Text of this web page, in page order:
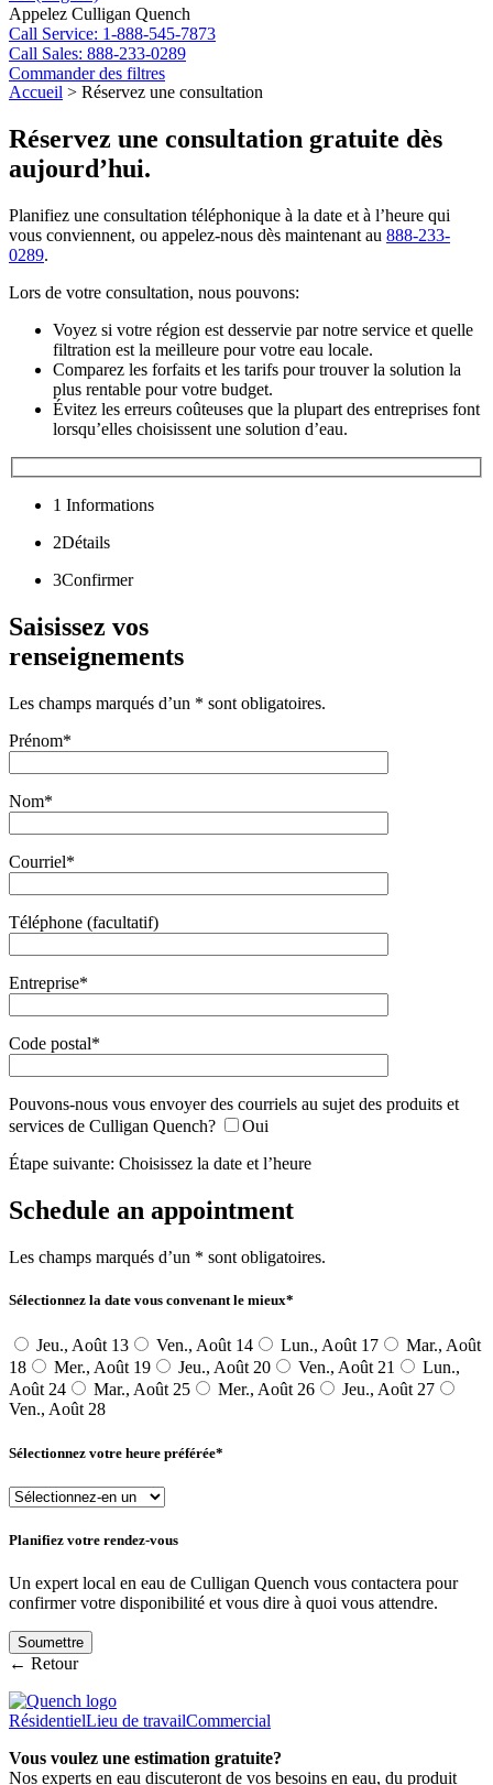
Appelez Culligan Quench
Call Service: 1-888-545-7873
Call Sales: 888-233-0289
Commander des filtres
Accueil > Réservez une consultation
Réservez une consultation gratuite dès
aujourd’hui.
Planifiez une consultation téléphonique à la date et à l’heure qui
vous conviennent, ou appelez-nous dès maintenant au 888-233-
0289.
Lors de votre consultation, nous pouvons:
Voyez si votre région est desservie par notre service et quelle
filtration est la meilleure pour votre eau locale.
Comparez les forfaits et les tarifs pour trouver la solution la
plus rentable pour votre budget.
Évitez les erreurs coûteuses que la plupart des entreprises font
lorsqu’elles choisissent une solution d’eau.
1 Informations
2Détails
3Confirmer
Saisissez vos
renseignements
Les champs marqués d’un * sont obligatoires.
Prénom*
Nom*
Courriel*
Téléphone (facultatif)
Entreprise*
Code postal*
Pouvons-nous vous envoyer des courriels au sujet des produits et
services de Culligan Quench?
Oui
Étape suivante: Choisissez la date et l’heure
Schedule an appointment
Les champs marqués d’un * sont obligatoires.
Sélectionnez la date vous convenant le mieux*
Jeu., Août 13 Ven., Août 14 Lun., Août 17
Mar., Août
18
Mer., Août 19 Jeu., Août 20 Ven., Août 21
Lun.,
Août 24
Mar., Août 25 Mer., Août 26
Jeu., Août 27
Ven., Août 28
Sélectionnez votre heure préférée*
Planifiez votre rendez-vous
Un expert local en eau de Culligan Quench vous contactera pour
confirmer votre disponibilité et vous dire à quoi vous attendre.
← Retour
RésidentielLieu de travailCommercial
Vous voulez une estimation gratuite?
Nos experts en eau discuteront de vos besoins en eau, du produit